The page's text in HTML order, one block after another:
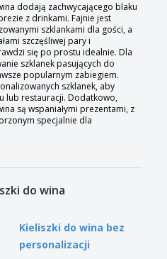
dodają zachwycającego blaku
z drinkami. Fajnie jest
szklankami dla gości, a
szczęśliwej pary i
się po prostu idealnie. Dla
szklanek pasujących do
popularnym zabiegiem.
szklanek, aby
lub restauracji. Dodatkowo,
są wspaniałymi prezentami, z
specjalnie dla
do wina
Kieliszki do wina bez
personalizacji